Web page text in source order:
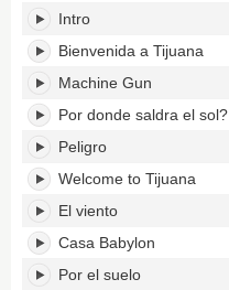
Radio
Bemba
Sound
System's
tracklist:
Intro
Bienvenida a Tijuana
Machine Gun
Por donde saldra el sol?
Peligro
Welcome to Tijuana
El viento
Casa Babylon
Por el suelo